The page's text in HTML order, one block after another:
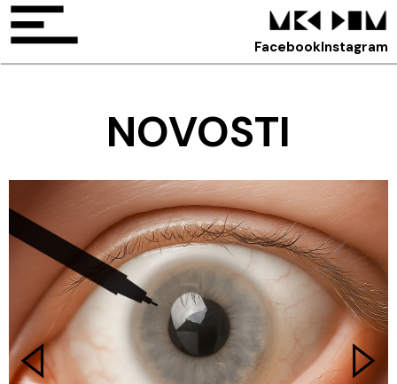
FacebookInstagram
NOVOSTI